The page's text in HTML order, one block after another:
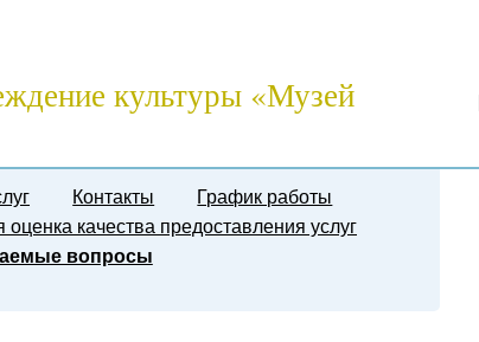
культуры «Музей
Контакты
График работы
качества предоставления услуг
вопросы